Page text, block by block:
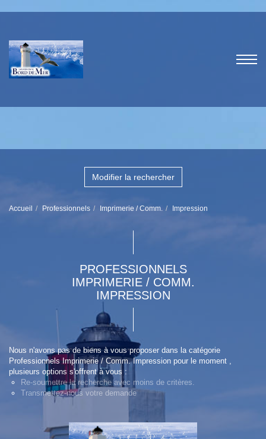
Modifier la rechercher
Accueil Professionnels Imprimerie / Comm. Impression
PROFESSIONNELS
IMPRIMERIE / COMM.
IMPRESSION
Nous n'avons pas de biens à vous proposer dans la catégorie
Professionnels Imprimerie / Comm. Impression pour le moment ,
plusieurs options s'offrent à vous :
Re-soumettre la recherche avec moins de critères.
Transmettez-nous votre demande